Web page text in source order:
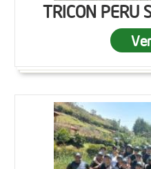
TRICON PERU